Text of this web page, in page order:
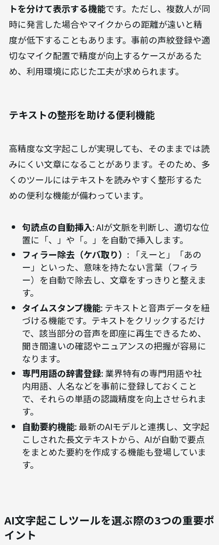
トを分けて表示する機能です。ただし、複数人が同
時に発言した場合やマイクからの距離が遠いと精
度が低下することもあります。事前の声紋登録や適
切なマイク配置で精度が向上するケースがあるた
め、利用環境に応じた工夫が求められます。
テキストの整形を助ける便利機能
高精度な文字起こしが実現しても、そのままでは読
みにくい文章になることがあります。そのため、多
くのツールにはテキストを読みやすく整形するた
めの便利な機能が備わっています。
句読点の自動挿入: AIが文脈を判断し、適切な位
置に「、」や「。」を自動で挿入します。
フィラー除去（ケバ取り） : 「えーと」「あの
ー」といった、意味を持たない言葉（フィラ
ー）を自動で除去し、文章をすっきりと整えま
す。
タイムスタンプ機能: テキストと音声データを紐
づける機能です。テキストをクリックするだけ
で、該当部分の音声を即座に再生できるため、
聞き間違いの確認やニュアンスの把握が容易に
なります。
専門用語の辞書登録: 業界特有の専門用語や社
内用語、人名などを事前に登録しておくこと
で、それらの単語の認識精度を向上させられま
す。
自動要約機能: 最新のAIモデルと連携し、文字起
こしされた長文テキストから、AIが自動で要点
をまとめた要約を作成する機能も登場していま
す。
AI文字起こしツールを選ぶ際の3つの重要ポ
イント